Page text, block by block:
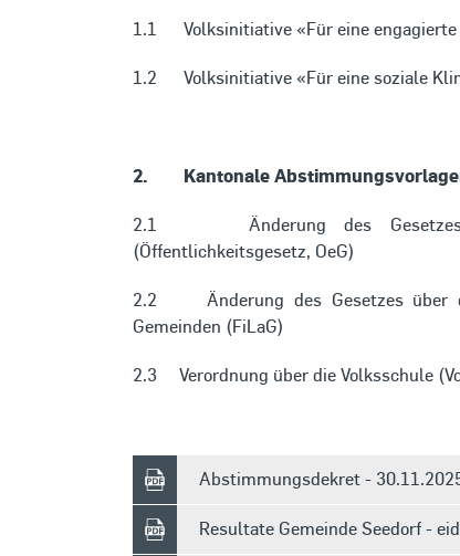
1.1 Volksinitiative «Für eine
1.2 Volksinitiative «Für eine soziale
2. Kantonale
2.1 Änderung des Gesetzes
(Öffentlichkeitsgesetz, OeG)
2.2 Änderung des Gesetzes über
Gemeinden (FiLaG)
2.3 Verordnung über die Volksschule
Abstimmungsdekret -
Resultate Gemeinde Seedorf -